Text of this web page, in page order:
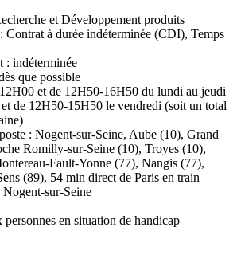
et Développement produits
Contrat à durée indéterminée (CDI), Temps
: indéterminée
que possible
et de 12H50-16H50 du lundi au jeudi
de 12H50-15H50 le vendredi (soit un total
: Nogent-sur-Seine, Aube (10), Grand
Romilly-sur-Seine (10), Troyes (10),
Fault-Yonne (77), Nangis (77),
(89), 54 min direct de Paris en train
sur-Seine
personnes en situation de handicap